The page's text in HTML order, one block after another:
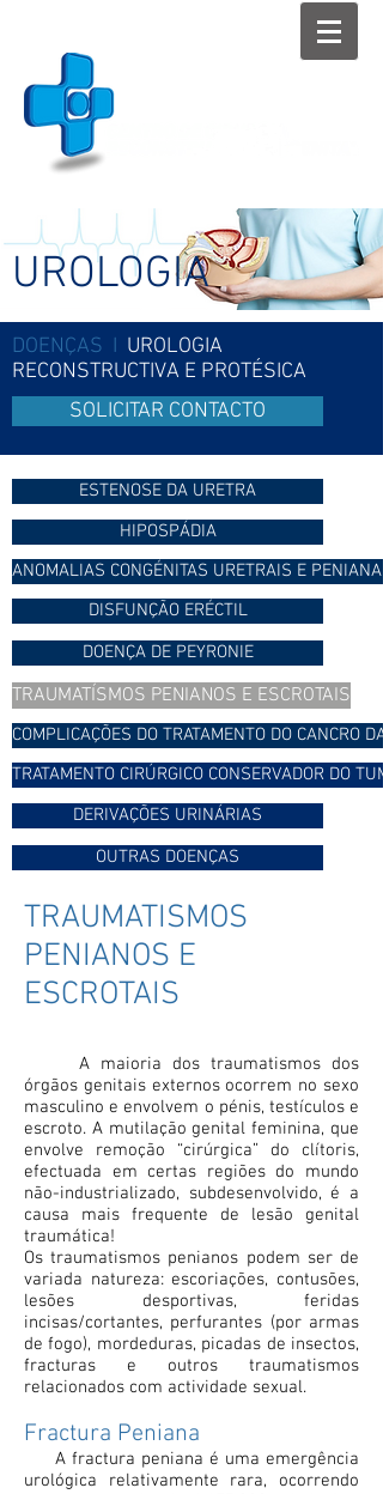
UROLOGIA
DOENÇAS I UROLOGIA
RECONSTRUCTIVA E PROTÉSICA
SOLICITAR CONTACTO
ESTENOSE DA URETRA
HIPOSPÁDIA
ANOMALIAS CONGÉNITAS URETRAIS E PENIANAS
DISFUNÇÃO ERÉCTIL
DOENÇA DE PEYRONIE
TRAUMATÍSMOS PENIANOS E ESCROTAIS
COMPLICAÇÕES DO TRATAMENTO DO CANCRO DA
TRATAMENTO CIRÚRGICO CONSERVADOR DO
DERIVAÇÕES URINÁRIAS
OUTRAS DOENÇAS
TRAUMATISMOS
PENIANOS E
ESCROTAIS
A maioria dos traumatismos dos
órgãos genitais externos ocorrem no sexo
masculino e envolvem o pénis, testículos e
escroto. A mutilação genital feminina, que
envolve remoção “cirúrgica” do clítoris,
efectuada em certas regiões do mundo
não-industrializado, subdesenvolvido, é a
causa mais frequente de lesão genital
traumática!
Os traumatismos penianos podem ser de
variada natureza: escoriações, contusões,
lesões desportivas, feridas
incisas/cortantes, perfurantes (por armas
de fogo), mordeduras, picadas de insectos,
fracturas e outros traumatismos
relacionados com actividade sexual.
Fractura Peniana
A fractura peniana é uma emergência
urológica relativamente rara, ocorrendo